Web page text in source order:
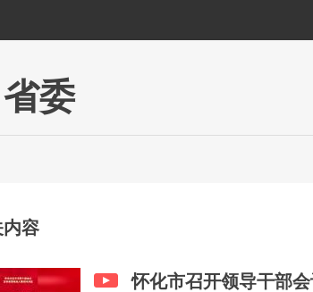
省委
容
怀化市召开领导干部